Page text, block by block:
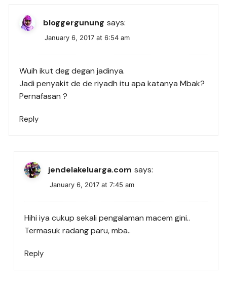
bloggergunung says:
January 6, 2017 at 6:54 am
Wuih ikut deg degan jadinya.
Jadi penyakit de de riyadh itu apa katanya Mbak?
Pernafasan ?
Reply
jendelakeluarga.com says:
January 6, 2017 at 7:45 am
Hihi iya cukup sekali pengalaman macem gini..
Termasuk radang paru, mba..
Reply